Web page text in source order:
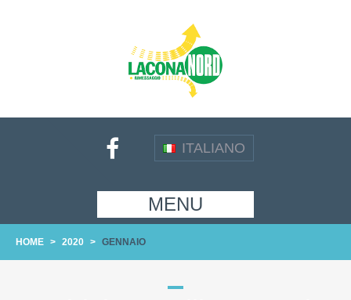
ITALIANO
MENU
HOME > 2020 > GENNAIO